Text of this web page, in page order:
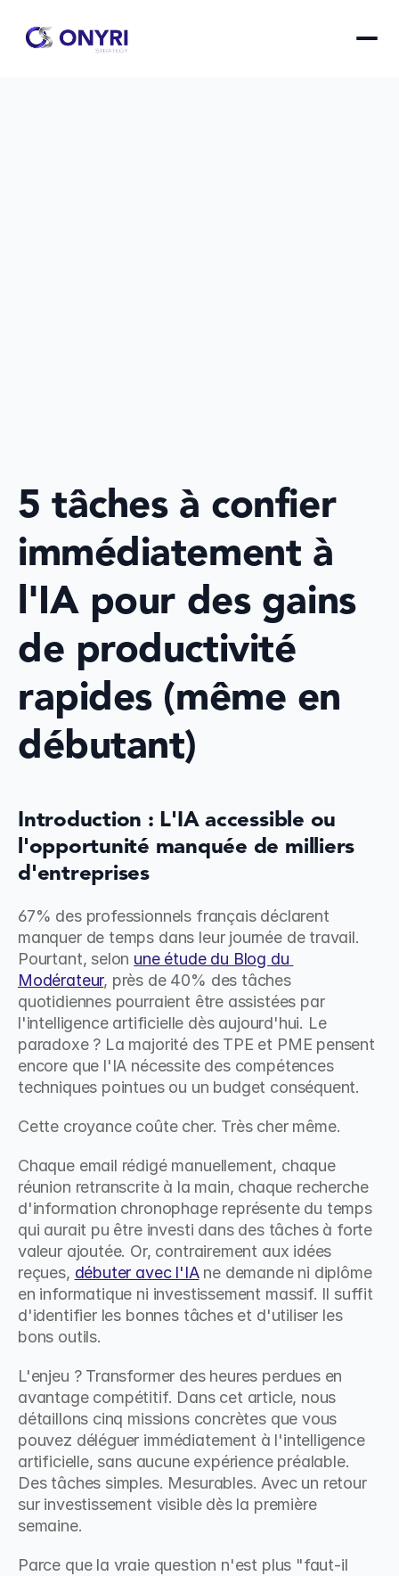
5 tâches à confier
immédiatement à
l'IA pour des gains
de productivité
rapides (même en
débutant)
Introduction : L'IA accessible ou
l'opportunité manquée de milliers
d'entreprises
67% des professionnels français déclarent
manquer de temps dans leur journée de travail.
Pourtant, selon une étude du Blog du
Modérateur, près de 40% des tâches
quotidiennes pourraient être assistées par
l'intelligence artificielle dès aujourd'hui. Le
paradoxe ? La majorité des TPE et PME pensent
encore que l'IA nécessite des compétences
techniques pointues ou un budget conséquent.
Cette croyance coûte cher. Très cher même.
Chaque email rédigé manuellement, chaque
réunion retranscrite à la main, chaque recherche
d'information chronophage représente du temps
qui aurait pu être investi dans des tâches à forte
valeur ajoutée. Or, contrairement aux idées
reçues, débuter avec l'IA ne demande ni diplôme
en informatique ni investissement massif. Il suffit
d'identifier les bonnes tâches et d'utiliser les
bons outils.
L'enjeu ? Transformer des heures perdues en
avantage compétitif. Dans cet article, nous
détaillons cinq missions concrètes que vous
pouvez déléguer immédiatement à l'intelligence
artificielle, sans aucune expérience préalable.
Des tâches simples. Mesurables. Avec un retour
sur investissement visible dès la première
semaine.
Parce que la vraie question n'est plus "faut-il